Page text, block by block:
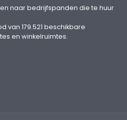
naar bedrijfspanden die te huur
van 179.521 beschikbare
en winkelruimtes.